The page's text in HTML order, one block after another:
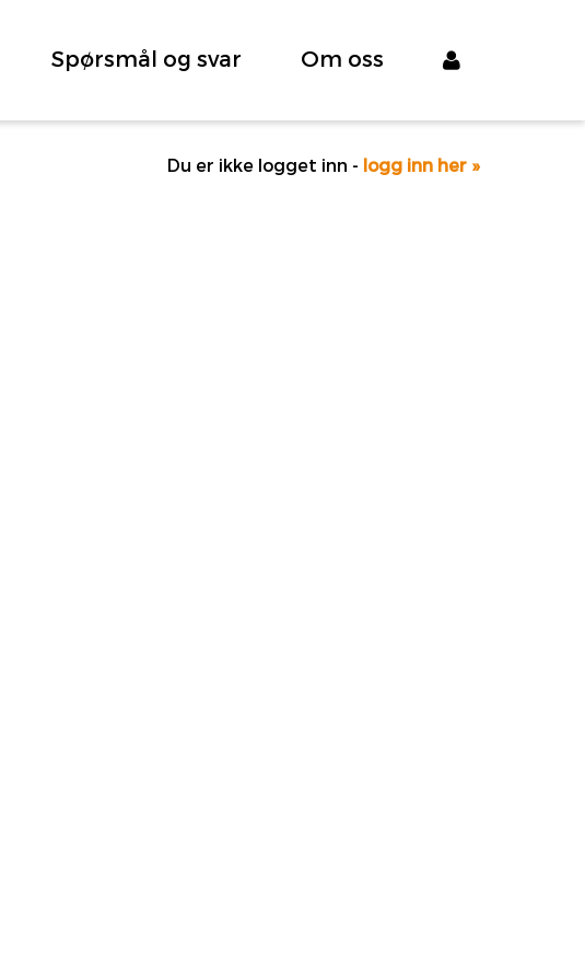
Spørsmål og svar Om oss
Du er ikke logget inn - logg inn her »